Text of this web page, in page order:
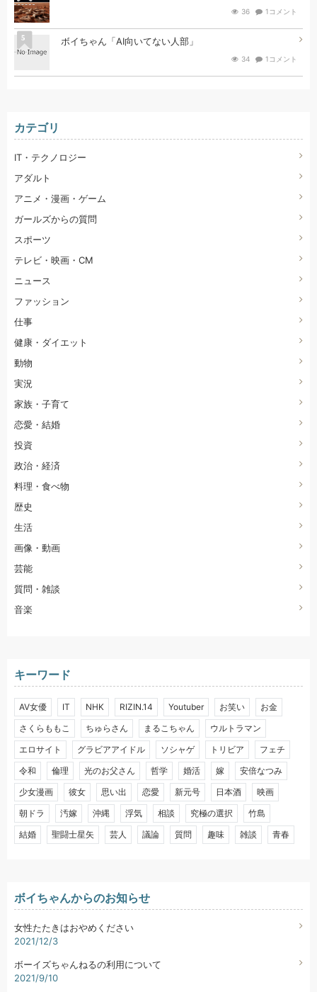
36 1コメント
5 ボイちゃん「AI向いてない人部」
34 1コメント
カテゴリ
IT・テクノロジー
アダルト
アニメ・漫画・ゲーム
ガールズからの質問
スポーツ
テレビ・映画・CM
ニュース
ファッション
仕事
健康・ダイエット
動物
実況
家族・子育て
恋愛・結婚
投資
政治・経済
料理・食べ物
歴史
生活
画像・動画
芸能
質問・雑談
音楽
キーワード
AV女優 IT NHK RIZIN.14 Youtuber お笑い
お金
さくらももこ
ちゅらさん まるこちゃん
ウルトラマン
エロサイト
グラビアアイドル ソシャゲ トリビア
フェチ
令和
倫理 光のお父さん 哲学 婚活 嫁
安倍なつみ
少女漫画
彼女 思い出 恋愛 新元号 日本酒
映画
朝ドラ
汚嫁 沖縄 浮気 相談 究極の選択
竹島
結婚
聖闘士星矢 芸人 議論 質問 趣味 雑談 青春
ボイちゃんからのお知らせ
女性たたきはおやめください
2021/12/3
ボーイズちゃんねるの利用について
2021/9/10